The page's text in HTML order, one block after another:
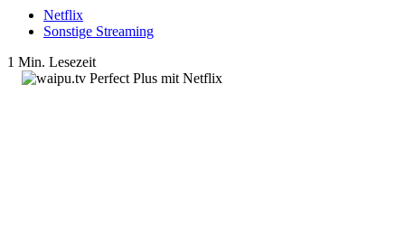
Netflix
Sonstige Streaming
1 Min. Lesezeit